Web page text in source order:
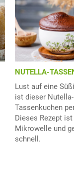
NUTELLA-
Lust auf eine
ist dieser Nutella-
Tassenkuchen
Dieses Rezept
Mikrowelle und
schnell.